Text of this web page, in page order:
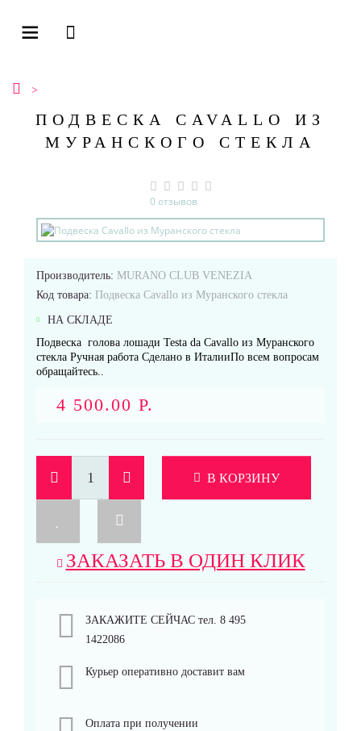
ПОДВЕСКА CAVALLO ИЗ
МУРАНСКОГО СТЕКЛА
0 отзывов
Производитель: MURANO CLUB VENEZIA
Код товара: Подвеска Cavallo из Муранского стекла
НА СКЛАДЕ
Подвеска голова лошади Testa da Cavallo из Муранского
стекла Ручная работа Сделано в ИталииПо всем вопросам
обращайтесь..
4 500.00 Р.
В КОРЗИНУ
ЗАКАЗАТЬ В ОДИН КЛИК
ЗАКАЖИТЕ СЕЙЧАС тел. 8 495
1422086
Курьер оперативно доставит вам
Оплата при получении